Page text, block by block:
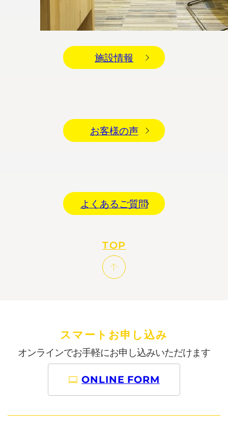
施設情報
お客様の声
よくあるご質問
TOP
スマートお申し込み
オンラインでお手軽にお申し込みいただけます
ONLINE FORM